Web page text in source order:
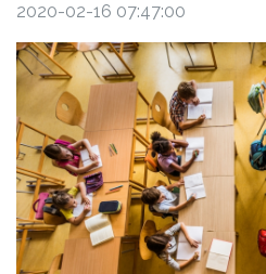
2020-02-16 07:47:00